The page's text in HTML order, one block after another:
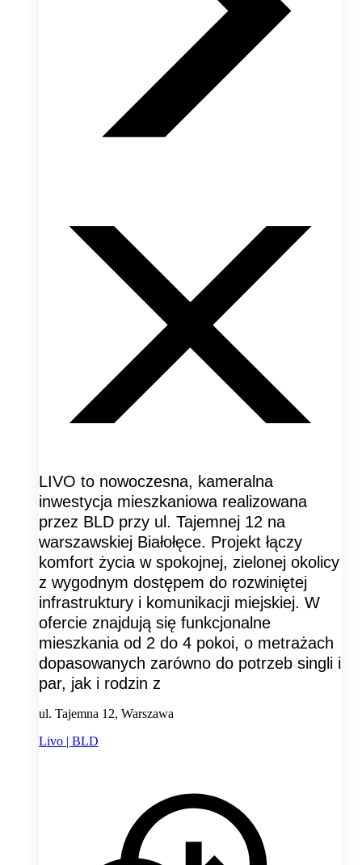
LIVO to nowoczesna, kameralna
inwestycja mieszkaniowa realizowana
przez BLD przy ul. Tajemnej 12 na
warszawskiej Białołęce. Projekt łączy
komfort życia w spokojnej, zielonej okolicy
z wygodnym dostępem do rozwiniętej
infrastruktury i komunikacji miejskiej. W
ofercie znajdują się funkcjonalne
mieszkania od 2 do 4 pokoi, o metrażach
dopasowanych zarówno do potrzeb singli i
par, jak i rodzin z
ul. Tajemna 12, Warszawa
Livo | BLD